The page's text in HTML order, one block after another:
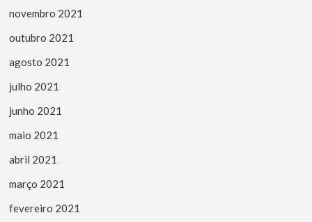
novembro 2021
outubro 2021
agosto 2021
julho 2021
junho 2021
maio 2021
abril 2021
março 2021
fevereiro 2021